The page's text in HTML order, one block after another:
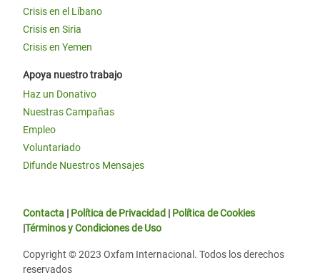
Crisis en el Líbano
Crisis en Siria
Crisis en Yemen
Apoya nuestro trabajo
Haz un Donativo
Nuestras Campañas
Empleo
Voluntariado
Difunde Nuestros Mensajes
Contacta | Política de Privacidad | Política de Cookies
|Términos y Condiciones de Uso
Copyright © 2023 Oxfam Internacional. Todos los derechos
reservados